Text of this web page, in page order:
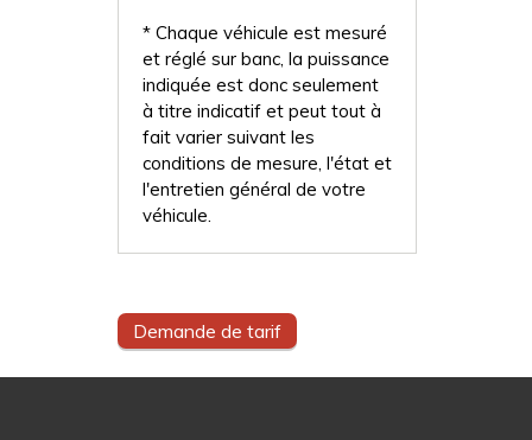
* Chaque véhicule est mesuré
et réglé sur banc, la puissance
indiquée est donc seulement
à titre indicatif et peut tout à
fait varier suivant les
conditions de mesure, l'état et
l'entretien général de votre
véhicule.
Demande de tarif